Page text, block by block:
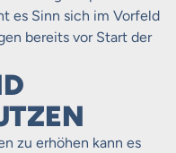
es Sinn sich im Vorfeld
bereits vor Start der
zu erhöhen kann es